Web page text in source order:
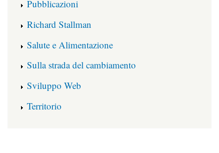
Pubblicazioni
Richard Stallman
Salute e Alimentazione
Sulla strada del cambiamento
Sviluppo Web
Territorio